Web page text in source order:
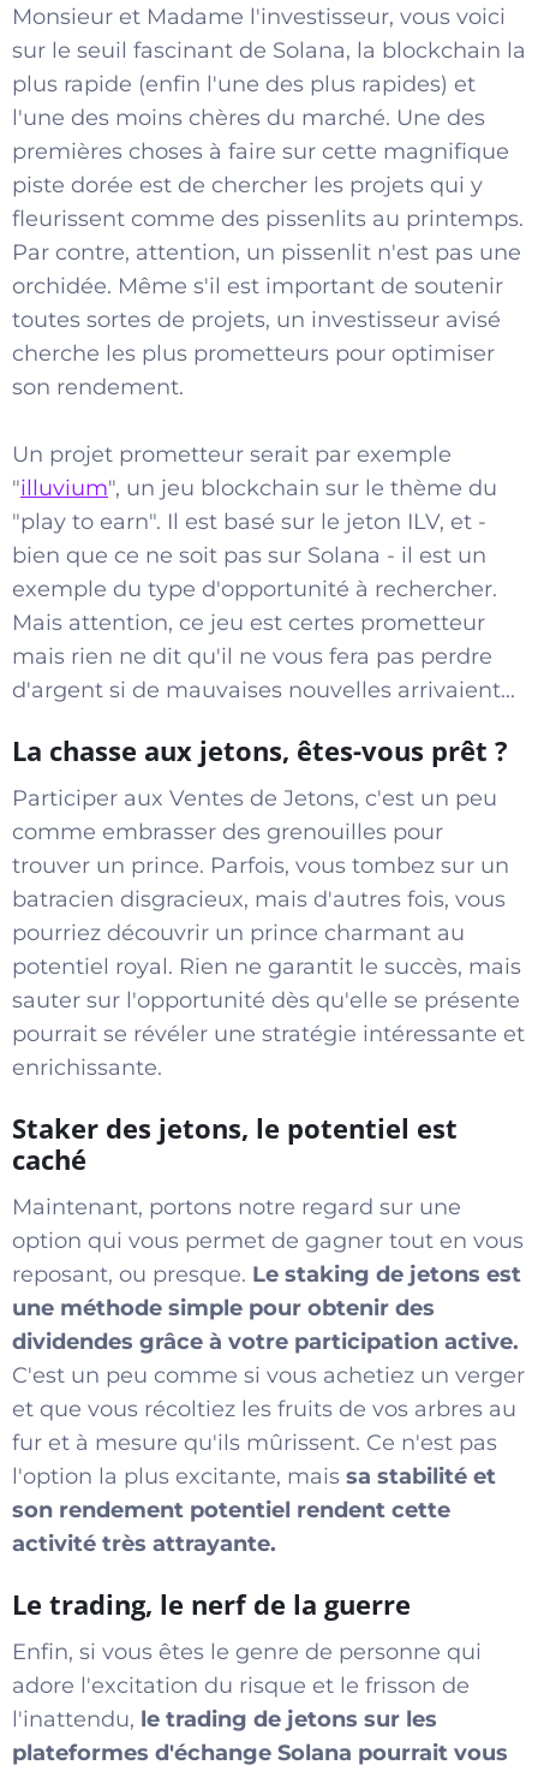
Monsieur et Madame l'investisseur, vous voici
sur le seuil fascinant de Solana, la blockchain la
plus rapide (enfin l'une des plus rapides) et
l'une des moins chères du marché. Une des
premières choses à faire sur cette magnifique
piste dorée est de chercher les projets qui y
fleurissent comme des pissenlits au printemps.
Par contre, attention, un pissenlit n'est pas une
orchidée. Même s'il est important de soutenir
toutes sortes de projets, un investisseur avisé
cherche les plus prometteurs pour optimiser
son rendement.
Un projet prometteur serait par exemple
"illuvium", un jeu blockchain sur le thème du
"play to earn". Il est basé sur le jeton ILV, et -
bien que ce ne soit pas sur Solana - il est un
exemple du type d'opportunité à rechercher.
Mais attention, ce jeu est certes prometteur
mais rien ne dit qu'il ne vous fera pas perdre
d'argent si de mauvaises nouvelles arrivaient...
La chasse aux jetons, êtes-vous prêt ?
Participer aux Ventes de Jetons, c'est un peu
comme embrasser des grenouilles pour
trouver un prince. Parfois, vous tombez sur un
batracien disgracieux, mais d'autres fois, vous
pourriez découvrir un prince charmant au
potentiel royal. Rien ne garantit le succès, mais
sauter sur l'opportunité dès qu'elle se présente
pourrait se révéler une stratégie intéressante et
enrichissante.
Staker des jetons, le potentiel est
caché
Maintenant, portons notre regard sur une
option qui vous permet de gagner tout en vous
reposant, ou presque. Le staking de jetons est
une méthode simple pour obtenir des
dividendes grâce à votre participation active.
C'est un peu comme si vous achetiez un verger
et que vous récoltiez les fruits de vos arbres au
fur et à mesure qu'ils mûrissent. Ce n'est pas
l'option la plus excitante, mais sa stabilité et
son rendement potentiel rendent cette
activité très attrayante.
Le trading, le nerf de la guerre
Enfin, si vous êtes le genre de personne qui
adore l'excitation du risque et le frisson de
l'inattendu, le trading de jetons sur les
plateformes d'échange Solana pourrait vous